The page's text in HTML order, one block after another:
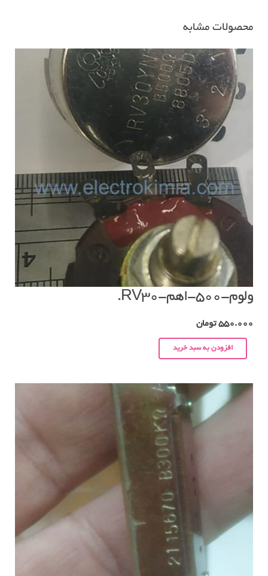
محصولات مشابه
ولوم-۵۰۰-اهم-RV30.
550.000 تومان
افزودن به سبد خرید